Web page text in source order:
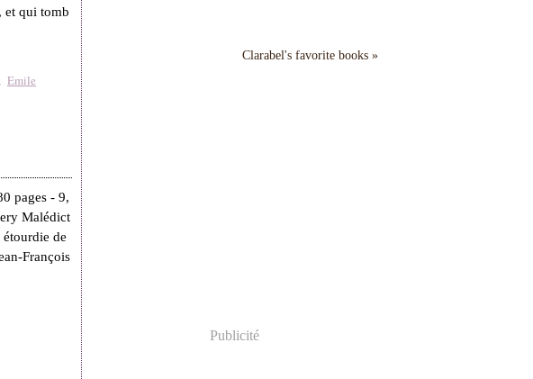
et qui tomb
, Emile
pages - 9,
Malédict
de
François
Clarabel's favorite books »
Publicité